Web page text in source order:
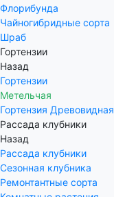
Флорибунда
Чайногибридные сорта
Шраб
Гортензии
Назад
Гортензии
Метельчая
Гортензия Древовидная
Рассада клубники
Назад
Рассада клубники
Сезонная клубника
Ремонтантные сорта